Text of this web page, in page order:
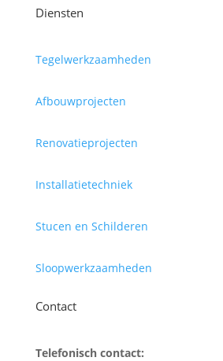
Diensten
Tegelwerkzaamheden
Afbouwprojecten
Renovatieprojecten
Installatietechniek
Stucen en Schilderen
Sloopwerkzaamheden
Contact
Telefonisch contact: